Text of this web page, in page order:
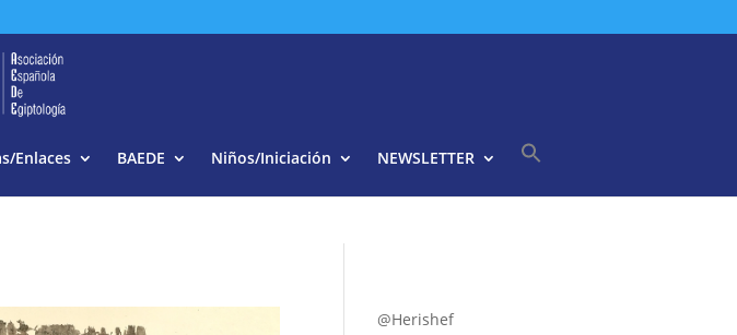
Enlaces BAEDE Niños/Iniciación NEWSLETTER
@Herishef